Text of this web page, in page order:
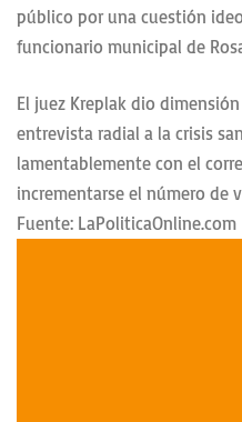
público por una cuestión
funcionario municipal de
El juez Kreplak dio
entrevista radial a la crisis
lamentablemente con el
incrementarse el número de
Fuente: LaPoliticaOnline.com